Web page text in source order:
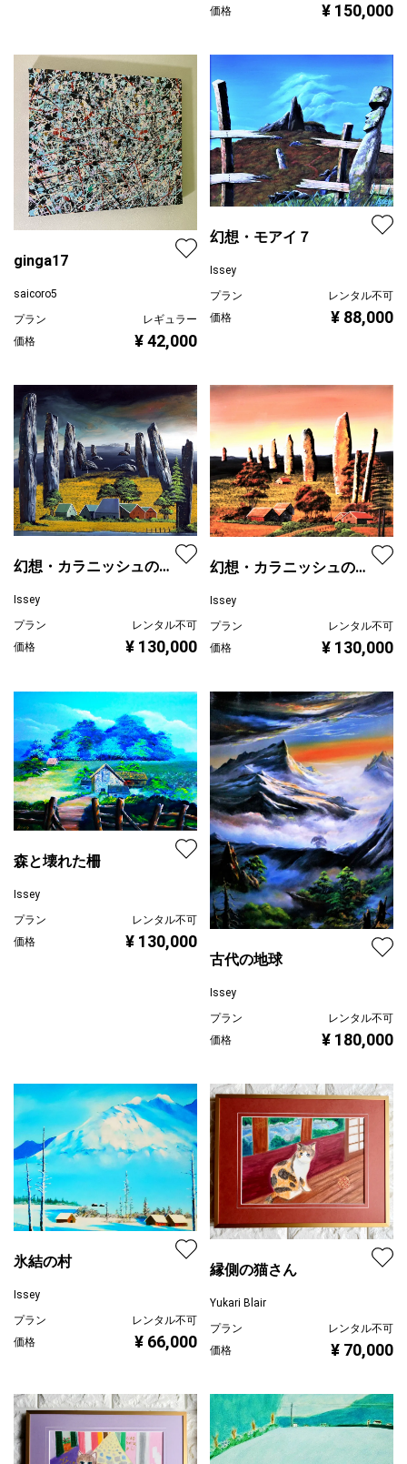
価格
¥ 150,000
ginga17
saicoro5
プラン
レギュラー
価格
¥ 42,000
幻想・モアイ７
Issey
プラン
レンタル不可
価格
¥ 88,000
幻想・カラニッシュの十
Issey
プラン
レンタル不可
価格
¥ 130,000
幻想・カラニッシュの十
Issey
プラン
レンタル不可
価格
¥ 130,000
森と壊れた柵
Issey
プラン
レンタル不可
価格
¥ 130,000
古代の地球
Issey
プラン
レンタル不可
価格
¥ 180,000
氷結の村
Issey
プラン
レンタル不可
価格
¥ 66,000
縁側の猫さん
Yukari Blair
プラン
レンタル不可
価格
¥ 70,000